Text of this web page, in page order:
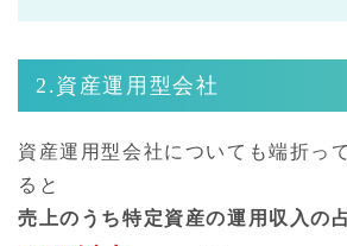
2.資産運用型会社
資産運用型会社についても端折っ
ると
売上のうち特定資産の運用収入の